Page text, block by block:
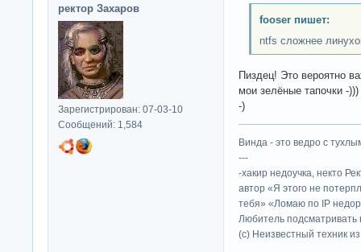
ректор Захаров
Зарегистрирован: 07-03-10
Сообщений: 1,584
fooser пишет:
ntfs сложнее
Пиздец! Это вероятно
мои зелёные тапочки -
-)
Винда - это ведро с
---
-хакир недоучка, некто
автор «Я этого не
тебя» «Ломаю по IP
Любитель подсматривать
(c) Неизвестный техник